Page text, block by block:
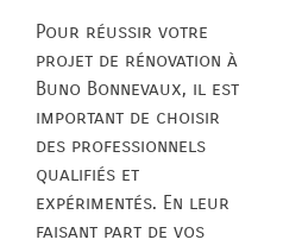
Pour réussir votre
projet de rénovation à
Buno Bonnevaux, il est
important de choisir
des professionnels
qualifiés et
expérimentés. En leur
faisant part de vos